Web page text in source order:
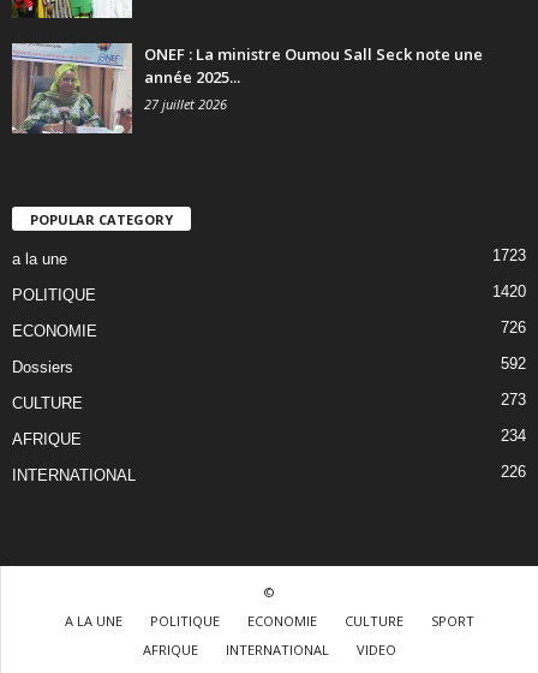
ONEF : La ministre Oumou Sall Seck note une
année 2025...
27 juillet 2026
POPULAR CATEGORY
a la une 1723
POLITIQUE 1420
ECONOMIE 726
Dossiers 592
CULTURE 273
AFRIQUE 234
INTERNATIONAL 226
©
A LA UNE
POLITIQUE ECONOMIE CULTURE
SPORT
AFRIQUE
INTERNATIONAL VIDEO